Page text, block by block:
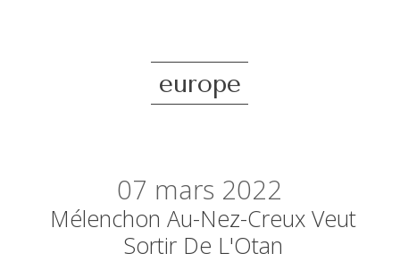
europe
07 mars 2022
Mélenchon Au-Nez-Creux Veut
Sortir De L'Otan